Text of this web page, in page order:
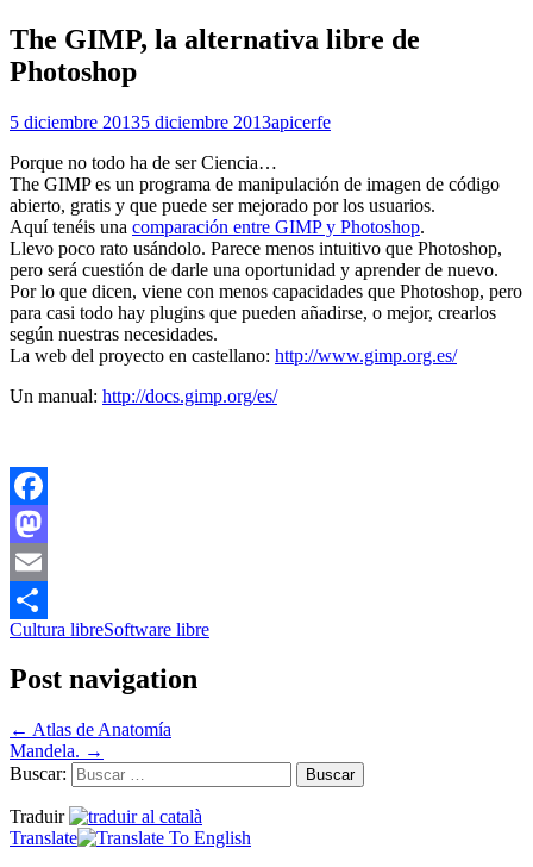
The GIMP, la alternativa libre de
Photoshop
5 diciembre 20135 diciembre 2013apicerfe
Porque no todo ha de ser Ciencia…
The GIMP es un programa de manipulación de imagen de código
abierto, gratis y que puede ser mejorado por los usuarios.
Aquí tenéis una comparación entre GIMP y Photoshop.
Llevo poco rato usándolo. Parece menos intuitivo que Photoshop,
pero será cuestión de darle una oportunidad y aprender de nuevo.
Por lo que dicen, viene con menos capacidades que Photoshop, pero
para casi todo hay plugins que pueden añadirse, o mejor, crearlos
según nuestras necesidades.
La web del proyecto en castellano: http://www.gimp.org.es/
Un manual: http://docs.gimp.org/es/
Facebook
Mastodon
Email
Compartir
Cultura libreSoftware libre
Post navigation
← Atlas de Anatomía
Mandela. →
Buscar:
Traduir
Translate